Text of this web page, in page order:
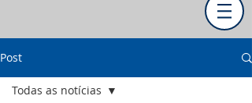
Post
Todas as notícias